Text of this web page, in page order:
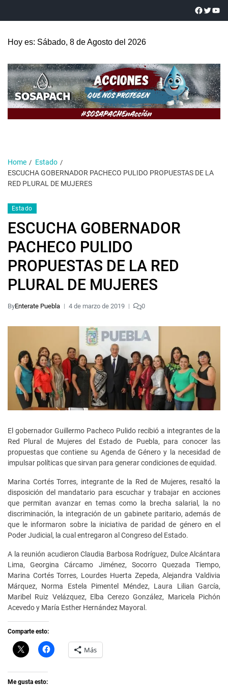
Hoy es: Sábado, 8 de Agosto del 2026
Home
Estado
ESCUCHA GOBERNADOR PACHECO PULIDO PROPUESTAS DE LA
RED PLURAL DE MUJERES
Estado
ESCUCHA GOBERNADOR
PACHECO PULIDO
PROPUESTAS DE LA RED
PLURAL DE MUJERES
ByEnterate Puebla 4 de marzo de 2019 0
El gobernador Guillermo Pacheco Pulido recibió a integrantes de la
Red Plural de Mujeres del Estado de Puebla, para conocer las
propuestas que contiene su Agenda de Género y la necesidad de
impulsar políticas que sirvan para generar condiciones de equidad.
Marina Cortés Torres, integrante de la Red de Mujeres, resaltó la
disposición del mandatario para escuchar y trabajar en acciones
que permitan avanzar en temas como la brecha salarial, la no
discriminación, la integración de un gabinete paritario, además de
que le informaron sobre la iniciativa de paridad de género en el
Poder Judicial, la cual entregaron al Congreso del Estado.
A la reunión acudieron Claudia Barbosa Rodríguez, Dulce Alcántara
Lima, Georgina Cárcamo Jiménez, Socorro Quezada Tiempo,
Marina Cortés Torres, Lourdes Huerta Zepeda, Alejandra Valdivia
Márquez, Norma Estela Pimentel Méndez, Laura Lilian García,
Maribel Ruiz Velázquez, Elba Cerezo González, Maricela Pichón
Acevedo y María Esther Hernández Mayoral.
Comparte esto:
C
l
k
t
H
a Más
Me gusta esto: